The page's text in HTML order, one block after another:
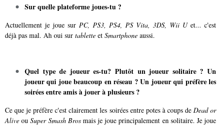
Sur quelle plateforme joues-tu ?
Actuellement je joue sur PC, PS3, PS4, PS Vita, 3DS, Wii Uet... c'est
déjà pas mal. Ah oui sur tablette et Smartphone aussi.
Quel type de joueur es-tu? Plutôt un joueur solitaire ? Un
joueur qui joue beaucoup en réseau ? Un joueur qui préfère les
soirées entre amis à jouer à plusieurs ?
Ce que je préfère c'est clairement les soirées entre potes à coups de Dead or
Alive ouSuper Smash Brosmais je joue principalement en solitaire. Je joue